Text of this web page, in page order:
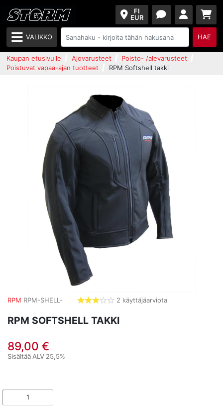
FI
EUR
VALIKKO HAE
Kaupan etusivulle Ajovarusteet
Poisto- /alevarusteet
Poistuvat vapaa-ajan tuotteet
RPM Softshell takki
RPM RPM-SHELL-
tähdet
2 käyttäjäarviota
RPM SOFTSHELL TAKKI
89,00 €
Sisältää ALV 25,5%